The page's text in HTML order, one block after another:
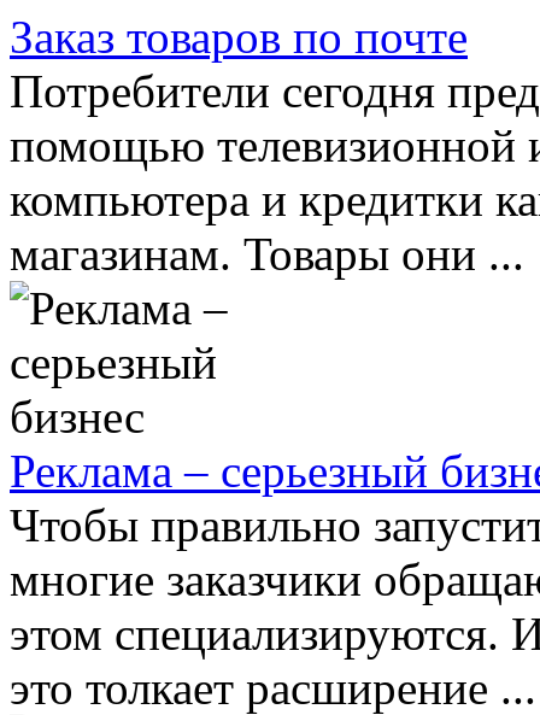
Заказ товаров по почте
Потребители сегодня
помощью телевизионной
компьютера и кредитки
магазинам. Товары они ...
Реклама – серьезный
Чтобы правильно
многие заказчики
этом специализируются.
это толкает расширение ...